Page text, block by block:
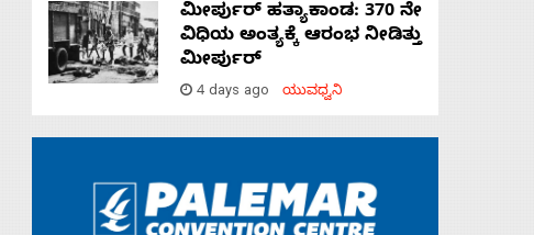
ಮೀರ್ಪುರ್ ಹತ್ಯಾಕಾಂಡ: 370 ನೇ
ವಿಧಿಯ ಅಂತ್ಯಕ್ಕೆ ಆರಂಭ ನೀಡಿತ್ತು
ಮೀರ್ಪುರ್
4 days ago ಯುವಧ್ವನಿ